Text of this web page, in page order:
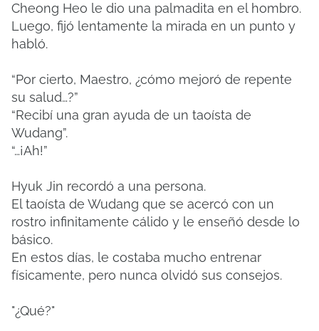
Cheong Heo le dio una palmadita en el hombro.
Luego, fijó lentamente la mirada en un punto y
habló.
“Por cierto, Maestro, ¿cómo mejoró de repente
su salud…?”
“Recibí una gran ayuda de un taoísta de
Wudang”.
“…¡Ah!”
Hyuk Jin recordó a una persona.
El taoísta de Wudang que se acercó con un
rostro infinitamente cálido y le enseñó desde lo
básico.
En estos días, le costaba mucho entrenar
físicamente, pero nunca olvidó sus consejos.
"¿Qué?"